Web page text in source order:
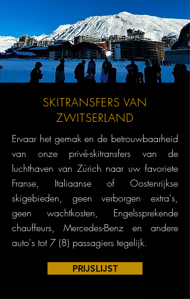
SKITRANSFERS VAN
ZWITSERLAND
Ervaar het gemak en de betrouwbaarheid
van onze privé-skitransfers van de
luchthaven van Zürich naar uw favoriete
Franse, Italiaanse of Oostenrijkse
skigebieden, geen verborgen extra's,
geen wachtkosten, Engelssprekende
chauffeurs, Mercedes-Benz en andere
auto's tot 7 (8) passagiers tegelijk.
PRIJSLIJST